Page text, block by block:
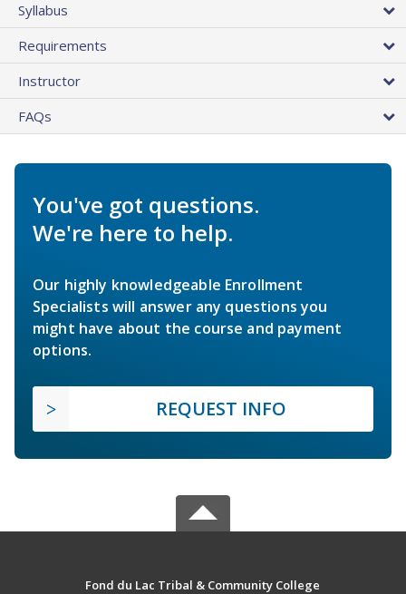
Syllabus
Requirements
Instructor
FAQs
You've got questions.
We're here to help.
Our highly knowledgeable Enrollment
Specialists will answer any questions you
might have about the course and payment
options.
REQUEST INFO
Fond du Lac Tribal & Community College